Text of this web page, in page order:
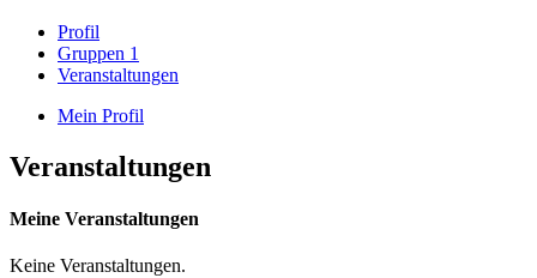
Profil
Gruppen 1
Veranstaltungen
Mein Profil
Veranstaltungen
Meine Veranstaltungen
Keine Veranstaltungen.